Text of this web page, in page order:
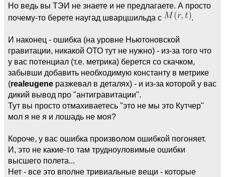
Но ведь вы ТЭИ не знаете и не предлагаете. А просто
почему-то берете наугад шварцшильда с
.
И наконец - ошибка (на уровне Ньютоновской
гравитации, никакой ОТО тут не нужно) - из-за того что
у вас потенциал (т.е. метрика) берется со скачком,
забывши добавить необходимую константу в метрике
(realeugene разжевал в деталях) - и из-за которой у вас
дикий вывод про "антигравитации".
Тут вы просто отмахиваетесь "это не мы это Кутчер"
мол я не я и лошадь не моя?
Короче, у вас ошибка произволом ошибкой погоняет.
И, это не какие-то там трудноуловимые ошибки
высшего полета...
Нет - все это вполне тривиальные вещи - которые